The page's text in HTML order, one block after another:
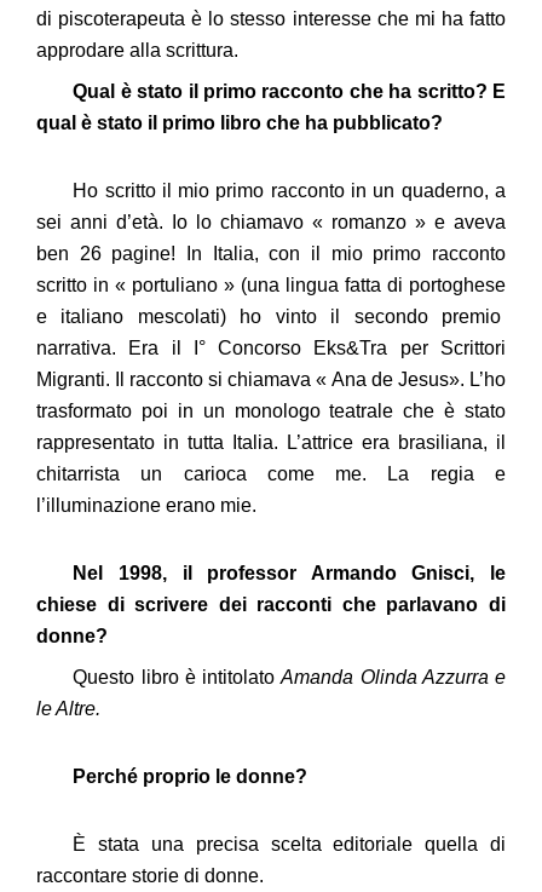
di piscoterapeuta è lo stesso interesse che mi ha fatto
approdare alla scrittura.
Qual è stato il primo racconto che ha scritto? E
qual è stato il primo libro che ha pubblicato?
Ho scritto il mio primo racconto in un quaderno, a
sei anni d’età. Io lo chiamavo « romanzo » e aveva
ben 26 pagine! In Italia, con il mio primo racconto
scritto in « portuliano » (una lingua fatta di portoghese
e italiano mescolati) ho vinto il secondo premio
narrativa. Era il I° Concorso Eks&Tra per Scrittori
Migranti. Il racconto si chiamava « Ana de Jesus». L’ho
trasformato poi in un monologo teatrale che è stato
rappresentato in tutta Italia. L’attrice era brasiliana, il
chitarrista un carioca come me. La regia e
l’illuminazione erano mie.
Nel 1998, il professor Armando Gnisci, le
chiese di scrivere dei racconti che parlavano di
donne?
Questo libro è intitolatoAmanda Olinda Azzurra e
le Altre.
Perché proprio le donne?
È stata una precisa scelta editoriale quella di
raccontare storie di donne.